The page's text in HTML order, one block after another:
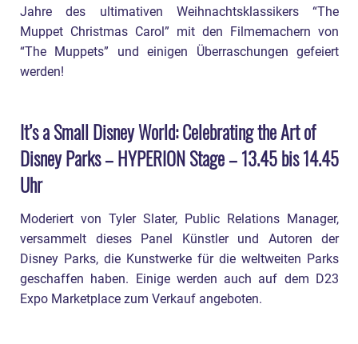
Jahre des ultimativen Weihnachtsklassikers “The
Muppet Christmas Carol” mit den Filmemachern von
“The Muppets” und einigen Überraschungen gefeiert
werden!
It’s a Small Disney World: Celebrating the Art of
Disney Parks – HYPERION Stage – 13.45 bis 14.45
Uhr
Moderiert von Tyler Slater, Public Relations Manager,
versammelt dieses Panel Künstler und Autoren der
Disney Parks, die Kunstwerke für die weltweiten Parks
geschaffen haben. Einige werden auch auf dem D23
Expo Marketplace zum Verkauf angeboten.